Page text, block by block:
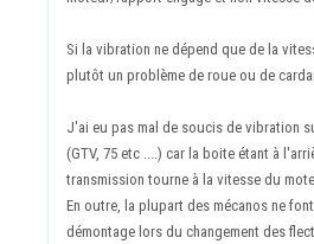
Si la vibration ne dépend que de la
plutôt un problème de roue ou de
J'ai eu pas mal de soucis de vibration
(GTV, 75 etc ....) car la boite étant à
transmission tourne à la vitesse du
En outre, la plupart des mécanos ne
démontage lors du changement des